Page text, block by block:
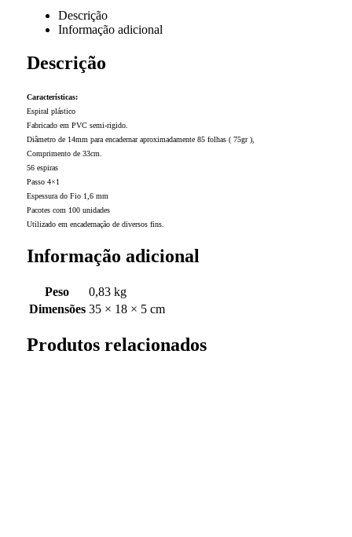
Descrição
Informação adicional
Descrição
Características:
Espiral plástico
Fabricado em PVC semi-rigido.
Diâmetro de 14mm para encadernar aproximadamente 85 folhas ( 75gr ),
Comprimento de 33cm.
56 espiras
Passo 4×1
Espessura do Fio 1,6 mm
Pacotes com 100 unidades
Utilizado em encadernação de diversos fins.
Informação adicional
Peso
0,83 kg
Dimensões 35 × 18 × 5 cm
Produtos relacionados